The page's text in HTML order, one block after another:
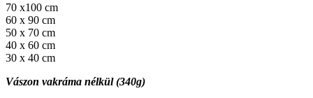
70 x100 cm
60 x 90 cm
50 x 70 cm
40 x 60 cm
30 x 40 cm
Vászon vakráma nélkül (340g)